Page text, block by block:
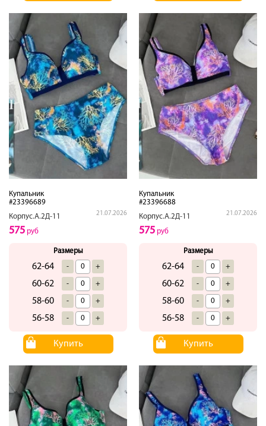
Купальник
#23396689
Корпус.А.2Д-11
21.07.2026
575 руб
Размеры
62-64 - +
60-62 - +
58-60 - +
56-58 - +
Купить
Купальник
#23396688
Корпус.А.2Д-11
21.07.2026
575 руб
Размеры
62-64 - +
60-62 - +
58-60 - +
56-58 - +
Купить